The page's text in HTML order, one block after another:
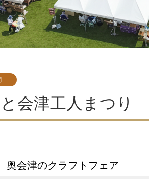
会津工人まつり
奥会津のクラフトフェア